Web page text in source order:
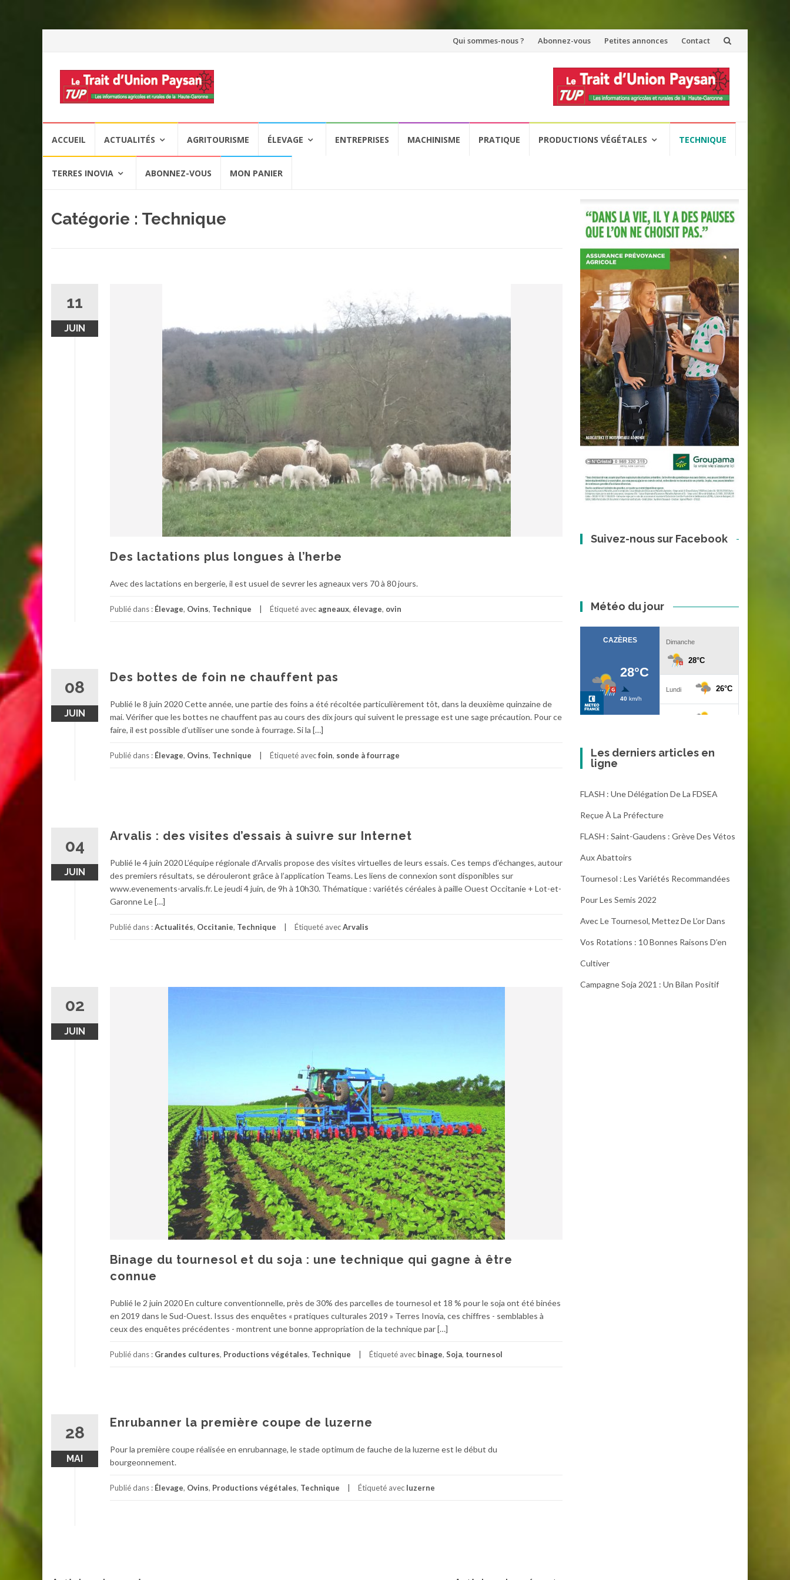
Aller
Qui sommes-nous ? Abonnez-vous Petites annonces Contact
contenu
ACCUEIL ACTUALITÉS AGRITOURISME ÉLEVAGE ENTREPRISES MACHINISME PRATIQUE PRODUCTIONS VÉGÉTALES TECHNIQUE
TERRES INOVIA ABONNEZ-VOUS MON PANIER
Catégorie : Technique
11
JUIN
Des lactations plus longues à l’herbe
Avec des lactations en bergerie, il est usuel de sevrer les agneaux vers 70 à 80 jours.
Publié dans : Élevage, Ovins, Technique Étiqueté avec agneaux, élevage, ovin
08
JUIN
Des bottes de foin ne chauffent pas
Publié le 8 juin 2020 Cette année, une partie des foins a été récoltée particulièrement tôt, dans la deuxième quinzaine de
mai. Vérifier que les bottes ne chauffent pas au cours des dix jours qui suivent le pressage est une sage précaution. Pour ce
faire, il est possible d’utiliser une sonde à fourrage. Si la […]
Publié dans : Élevage, Ovins, Technique Étiqueté avecfoin, sonde à fourrage
04
JUIN
Arvalis : des visites d’essais à suivre sur Internet
Publié le 4 juin 2020 L’équipe régionale d’Arvalis propose des visites virtuelles de leurs essais. Ces temps d’échanges, autour
des premiers résultats, se dérouleront grâce à l’application Teams. Les liens de connexion sont disponibles sur
www.evenements-arvalis.fr. Le jeudi 4 juin, de 9h à 10h30. Thématique : variétés céréales à paille Ouest Occitanie + Lot-et-
Garonne Le […]
Publié dans :Actualités, Occitanie, Technique Étiqueté avecArvalis
02
JUIN
Binage du tournesol et du soja : une technique qui gagne à être
connue
Publié le 2 juin 2020 En culture conventionnelle, près de 30% des parcelles de tournesol et 18 % pour le soja ont été binées
en 2019 dans le Sud-Ouest. Issus des enquêtes « pratiques culturales 2019 » Terres Inovia, ces chiffres - semblables à
ceux des enquêtes précédentes - montrent une bonne appropriation de la technique par […]
Publié dans : Grandes cultures, Productions végétales, Technique Étiqueté avec binage, Soja, tournesol
28
MAI
Enrubanner la première coupe de luzerne
Pour la première coupe réalisée en enrubannage, le stade optimum de fauche de la luzerne est le début du
bourgeonnement.
Publié dans : Élevage, Ovins, Productions végétales, Technique Étiqueté avec luzerne
Suivez-nous sur Facebook
Météo du jour
Les derniers articles en
ligne
FLASH : Une Délégation De La FDSEA
Reçue À La Préfecture
FLASH : Saint-Gaudens : Grève Des Vétos
Aux Abattoirs
Tournesol : Les Variétés Recommandées
Pour Les Semis 2022
Avec Le Tournesol, Mettez De L’or Dans
Vos Rotations : 10 Bonnes Raisons D’en
Cultiver
Campagne Soja 2021 : Un Bilan Positif